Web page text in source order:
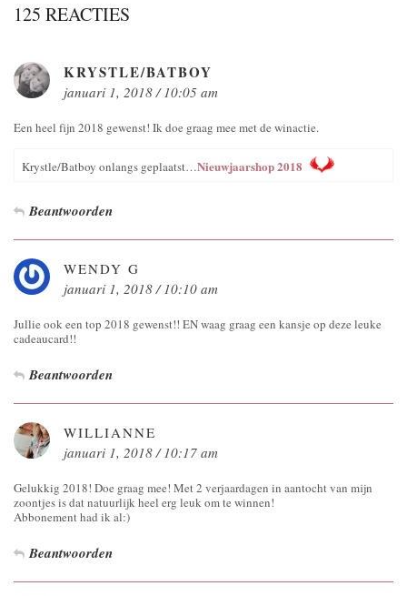
125 REACTIES
KRYSTLE/BATBOY
januari 1, 2018 / 10:05 am
Een heel fijn 2018 gewenst! Ik doe graag mee met de winactie.
Krystle/Batboy onlangs geplaatst…Nieuwjaarshop 2018
Beantwoorden
WENDY G
januari 1, 2018 / 10:10 am
Jullie ook een top 2018 gewenst!! EN waag graag een kansje op deze leuke
cadeaucard!!
Beantwoorden
WILLIANNE
januari 1, 2018 / 10:17 am
Gelukkig 2018! Doe graag mee! Met 2 verjaardagen in aantocht van mijn
zoontjes is dat natuurlijk heel erg leuk om te winnen!
Abbonement had ik al:)
Beantwoorden